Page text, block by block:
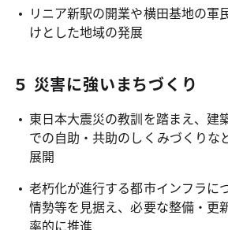
リニア新駅の開業や横田基地の軍
けとした地域の発展
５ 災害に強いまちづくり
東日本大震災の教訓を踏まえ、建
での自助・共助のしくみづくりな
展開
老朽化が進行する都市インフラに
情勢等を見据え、必要な整備・更
率的に推進